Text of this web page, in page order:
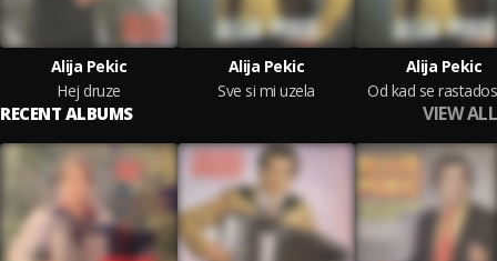
Alija Pekic
Hej druze
Alija Pekic
Sve si mi uzela
Alija Pekic
Od kad se
RECENT ALBUMS VIEW ALL